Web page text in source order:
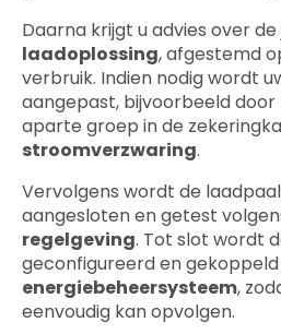
Daarna krijgt u advies over de
laadoplossing, afgestemd
verbruik. Indien nodig wordt
aangepast, bijvoorbeeld
aparte groep in de
stroomverzwaring.
Vervolgens wordt de
aangesloten en getest
regelgeving. Tot slot wordt
geconfigureerd en
energiebeheersysteem,
eenvoudig kan opvolgen.